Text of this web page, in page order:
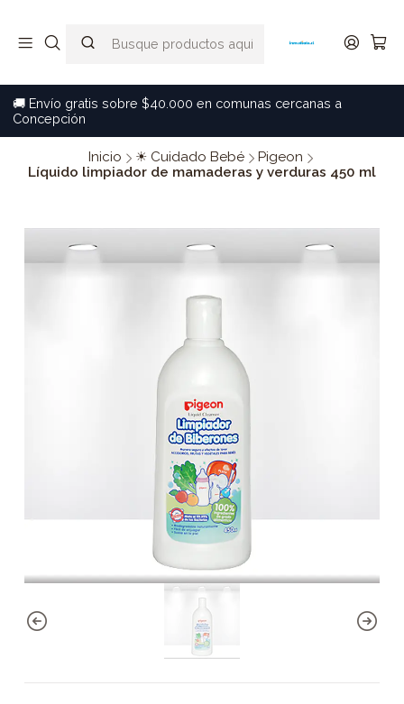
🚚 Envío gratis sobre $40.000 en comunas cercanas a
Concepción
Inicio ☀ Cuidado Bebé
Pigeon
Líquido limpiador de mamaderas y verduras 450 ml